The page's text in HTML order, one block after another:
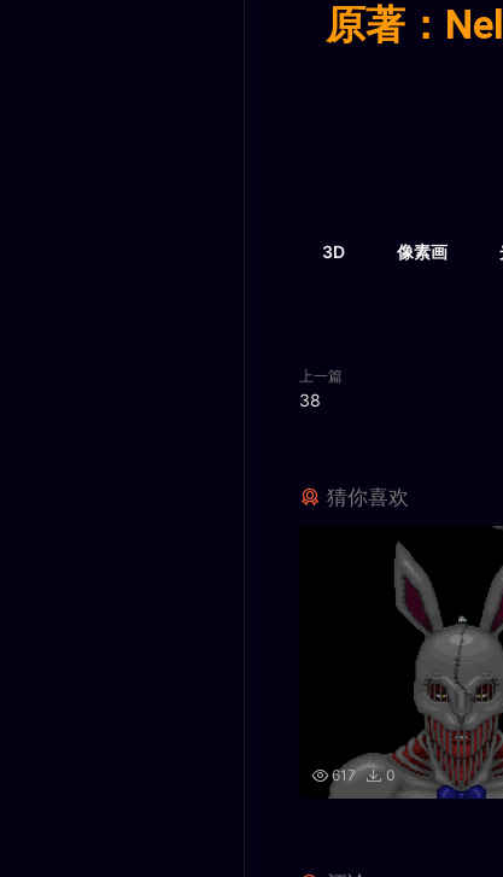
原著：
3D 像素画
上一篇
38
猜你喜欢
617 0